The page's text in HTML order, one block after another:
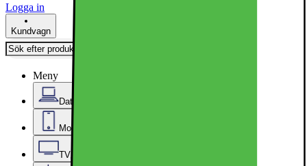
Logga in
Kundvagn
Meny
Datorer & Kontor
Mobiler, Tablets & Smartklockor
TV, Ljud & Smart Hem